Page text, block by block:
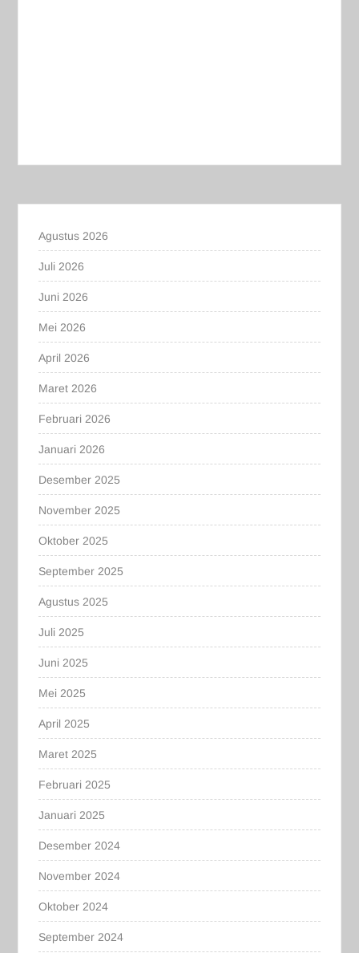
Agustus 2026
Juli 2026
Juni 2026
Mei 2026
April 2026
Maret 2026
Februari 2026
Januari 2026
Desember 2025
November 2025
Oktober 2025
September 2025
Agustus 2025
Juli 2025
Juni 2025
Mei 2025
April 2025
Maret 2025
Februari 2025
Januari 2025
Desember 2024
November 2024
Oktober 2024
September 2024